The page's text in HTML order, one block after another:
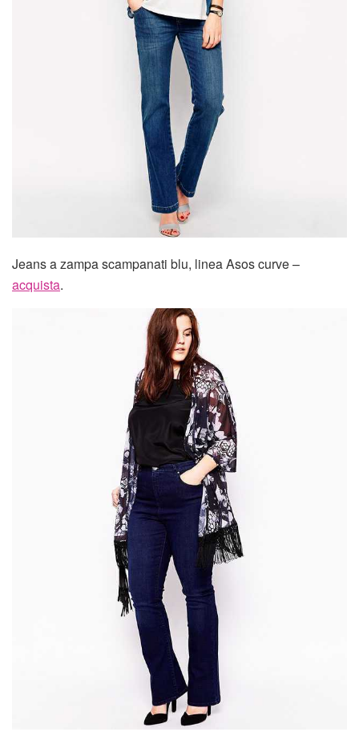
Jeans a zampa scampanati blu, linea Asos curve –
acquista.